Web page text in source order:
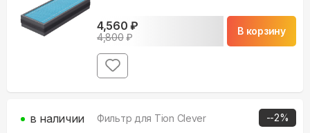
4,560 ₽
4,800₽
В корзину
--2%
Фильтр для Tion Clever
в наличии